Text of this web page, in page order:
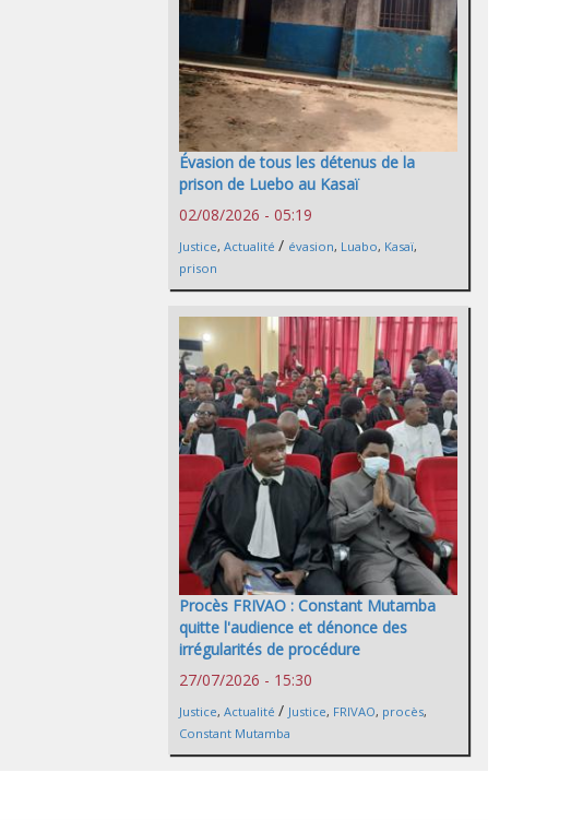
Évasion de tous les détenus de la
prison de Luebo au Kasaï
02/08/2026 - 05:19
Justice, Actualité / évasion, Luabo, Kasaï,
prison
Procès FRIVAO : Constant Mutamba
quitte l'audience et dénonce des
irrégularités de procédure
27/07/2026 - 15:30
Justice, Actualité / Justice, FRIVAO, procès,
Constant Mutamba